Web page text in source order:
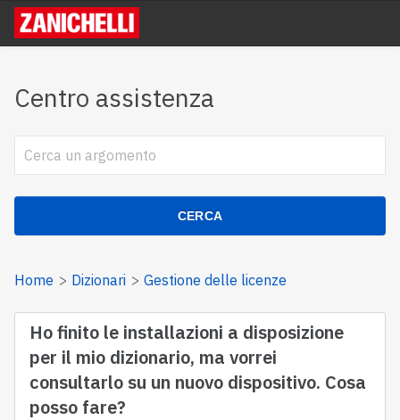
Centro assistenza
CERCA
Home Dizionari Gestione delle licenze
Ho finito le installazioni a disposizione
per il mio dizionario, ma vorrei
consultarlo su un nuovo dispositivo. Cosa
posso fare?